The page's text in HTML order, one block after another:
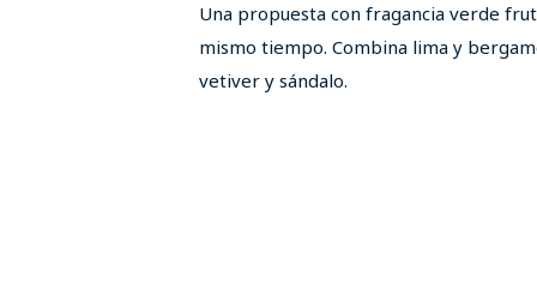
Una propuesta con fragancia verde
mismo tiempo. Combina lima y
vetiver y sándalo.